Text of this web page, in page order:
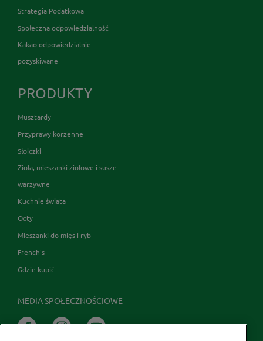
Strategia Podatkowa
Społeczna odpowiedzialność
Kakao odpowiedzialnie
pozyskiwane
PRODUKTY
Musztardy
Przyprawy korzenne
Słoiczki
Zioła, mieszanki ziołowe i susze
warzywne
Kuchnie świata
Octy
Mieszanki do mięs i ryb
French's
Gdzie kupić
MEDIA SPOŁECZNOŚCIOWE